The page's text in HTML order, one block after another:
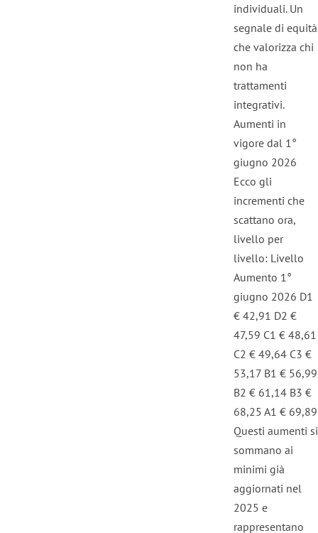
individuali. Un
segnale di equità
che valorizza chi
non ha
trattamenti
integrativi.
Aumenti in
vigore dal 1°
giugno 2026
Ecco gli
incrementi che
scattano ora,
livello per
livello: Livello
Aumento 1°
giugno 2026 D1
€ 42,91 D2 €
47,59 C1 € 48,61
C2 € 49,64 C3 €
53,17 B1 € 56,99
B2 € 61,14 B3 €
68,25 A1 € 69,89
Questi aumenti si
sommano ai
minimi già
aggiornati nel
2025 e
rappresentano